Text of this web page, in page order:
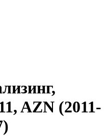
AZN (2011-